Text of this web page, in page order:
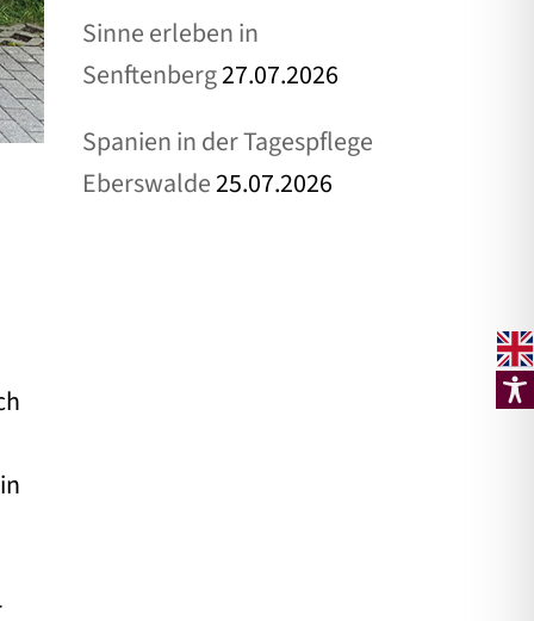
Sinne erleben in
Senftenberg27.07.2026
Spanien in der Tagespflege
Eberswalde25.07.2026